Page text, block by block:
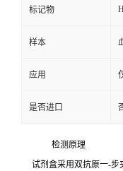
标记物
样本
应用
是否进口
检测原理
试剂盒采用双抗原一-步